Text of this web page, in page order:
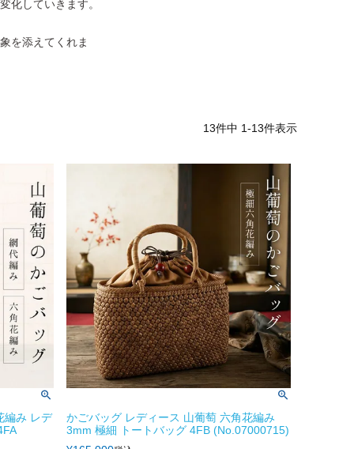
化していきます。
を添えてくれま
13件中 1-13件表示
編み レデ
かごバッグ レディース 山葡萄 六角花編み
3mm 極細 トートバッグ 4FB (No.07000715)